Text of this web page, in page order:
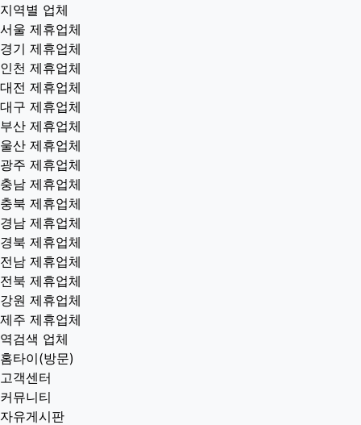
지역별 업체
서울 제휴업체
경기 제휴업체
인천 제휴업체
대전 제휴업체
대구 제휴업체
부산 제휴업체
울산 제휴업체
광주 제휴업체
충남 제휴업체
충북 제휴업체
경남 제휴업체
경북 제휴업체
전남 제휴업체
전북 제휴업체
강원 제휴업체
제주 제휴업체
역검색 업체
홈타이(방문)
고객센터
커뮤니티
자유게시판